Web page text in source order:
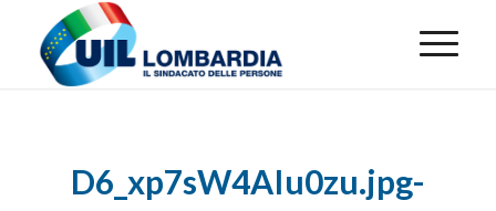
D6_xp7sW4AIu0zu.jpg-